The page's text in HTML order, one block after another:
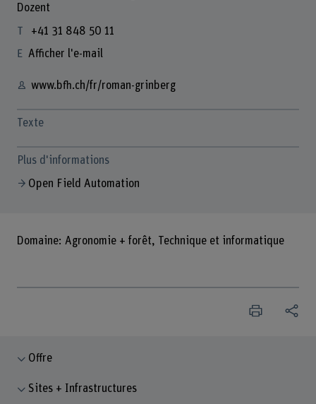
Dozent
+41 31 848 50 11
Afficher l'e-mail
www.bfh.ch/fr/roman-grinberg
Texte
Plus d'informations
Open Field Automation
Domaine: Agronomie + forêt, Technique et informatique
Offre
Sites + Infrastructures